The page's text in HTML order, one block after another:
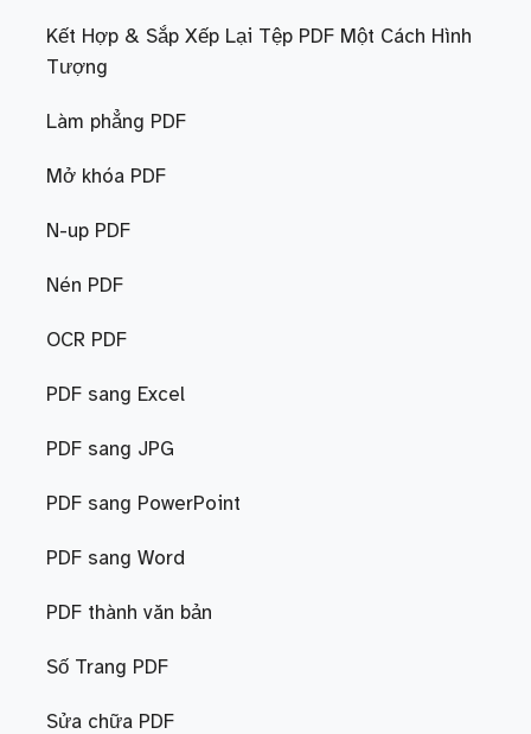
Kết Hợp & Sắp Xếp Lại Tệp PDF Một Cách Hình
Tượng
Làm phẳng PDF
Mở khóa PDF
N-up PDF
Nén PDF
OCR PDF
PDF sang Excel
PDF sang JPG
PDF sang PowerPoint
PDF sang Word
PDF thành văn bản
Số Trang PDF
Sửa chữa PDF